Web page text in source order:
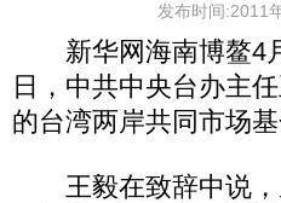
发布时间:2011
新华网海南博鳌4月
日，中共中央台办主
的台湾两岸共同市场
王毅在致辞中说，